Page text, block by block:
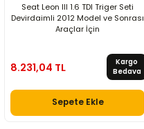
Seat Leon III 1.6 TDI Triger Seti
Devirdaimli 2012 Model ve Sonrası
Araçlar İçin
8.231,04 TL
Kargo
Bedava
Sepete Ekle